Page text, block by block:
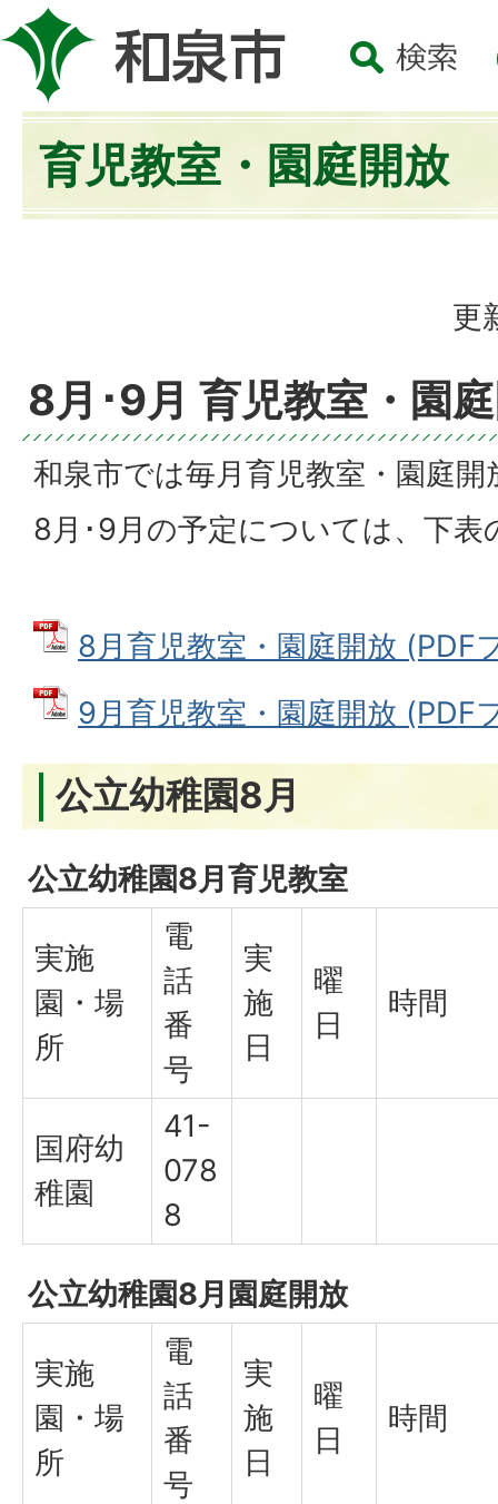
育児教室・園庭開放
更
8月･9月 育児教室・園
和泉市では毎月育児教室・園庭
8月･9月の予定については、下表
8月育児教室・園庭開放 (PDF
9月育児教室・園庭開放 (PDF
公立幼稚園8月
公立幼稚園8月育児教室
実施
園・場
所
電
話
番
号
実
施
日
曜
日
時間
国府幼
稚園
41-
078
8
公立幼稚園8月園庭開放
実施
園・場
所
電
話
番
号
実
施
日
曜
日
時間